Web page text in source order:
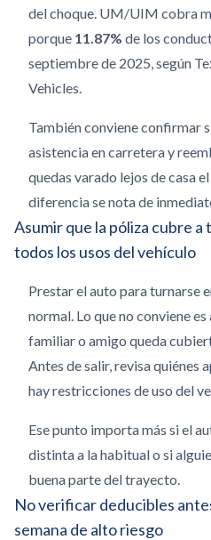
del choque. UM/UIM cobra
porque 11.87% de los
septiembre de 2025, según
Vehicles.
También conviene confirmar
asistencia en carretera y
quedas varado lejos de casa
diferencia se nota de
Asumir que la póliza cubre
todos los usos del vehículo
Prestar el auto para turnarse
normal. Lo que no conviene
familiar o amigo queda
Antes de salir, revisa quiénes
hay restricciones de uso del
Ese punto importa más si el
distinta a la habitual o si
buena parte del trayecto.
No verificar deducibles
semana de alto riesgo